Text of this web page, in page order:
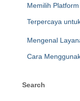
Memilih
Terpercaya
Mengenal
Cara
Search